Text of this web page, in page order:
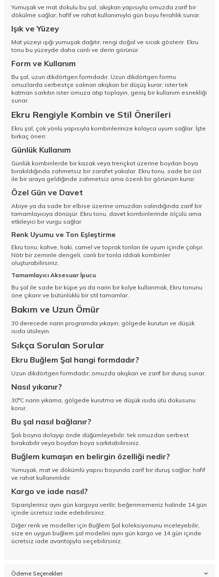
Yumuşak ve mat dokulu bu şal, akışkan yapısıyla omuzda zarif bir
dökülme sağlar; hafif ve rahat kullanımıyla gün boyu ferahlık sunar.
Işık ve Yüzey
Mat yüzeyi ışığı yumuşak dağıtır; rengi doğal ve sıcak gösterir. Ekru
tonu bu yüzeyde daha canlı ve derin görünür.
Form ve Kullanım
Bu şal, uzun dikdörtgen formdadır. Uzun dikdörtgen formu
omuzlarda serbestçe salınan akışkan bir düşüş kurar; ister tek
katman sarkıtın ister omuza atıp toplayın, geniş bir kullanım esnekliği
sunar.
Ekru Rengiyle Kombin ve Stil Önerileri
Ekru şal, çok yönlü yapısıyla kombinlerinize kolayca uyum sağlar. İşte
birkaç öneri:
Günlük Kullanım
Günlük kombinlerde bir kazak veya trençkot üzerine boydan boya
bırakıldığında zahmetsiz bir zarafet yakalar. Ekru tonu, sade bir üst
ile bir araya geldiğinde zahmetsiz ama özenli bir görünüm kurar.
Özel Gün ve Davet
Abiye ya da sade bir elbise üzerine omuzdan salındığında zarif bir
tamamlayıcıya dönüşür. Ekru tonu, davet kombinlerinde ölçülü ama
etkileyici bir vurgu sağlar.
Renk Uyumu ve Ton Eşleştirme
Ekru tonu; kahve, haki, camel ve toprak tonları ile uyum içinde çalışır.
Nötr bir zeminle dengeli, canlı bir tonla iddialı kombinler
oluşturabilirsiniz.
Tamamlayıcı Aksesuar İpucu
Bu şal ile sade bir küpe ya da narin bir kolye kullanmak, Ekru tonunu
öne çıkarır ve bütünlüklü bir stil tamamlar.
Bakım ve Uzun Ömür
30 derecede narin programda yıkayın; gölgede kurutun ve düşük
ısıda ütüleyin.
Sıkça Sorulan Sorular
Ekru Buğlem Şal hangi formdadır?
Uzun dikdörtgen formdadır; omuzda akışkan ve zarif bir duruş sunar.
Nasıl yıkanır?
30°C narin yıkama, gölgede kurutma ve düşük ısıda ütü dokusunu
korur.
Bu şal nasıl bağlanır?
Şalı boyna dolayıp önde düğümleyebilir, tek omuzdan serbest
bırakabilir veya boydan boya sarkıtabilirsiniz.
Buğlem kumaşın en belirgin özelliği nedir?
Yumuşak, mat ve dökümlü yapısı boyunda zarif bir duruş sağlar; hafif
ve rahat kullanımlıdır.
Kargo ve iade nasıl?
Siparişleriniz aynı gün kargoya verilir; beğenmemeniz halinde 14 gün
içinde ücretsiz iade edebilirsiniz.
Diğer renk ve modeller için Buğlem Şal koleksiyonunu inceleyebilir,
size en uygun buğlem şal modelini aynı gün kargo ve 14 gün içinde
ücretsiz iade avantajıyla seçebilirsiniz.
Ödeme Seçenekleri